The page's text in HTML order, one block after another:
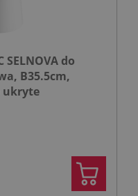
SELNOVA do
B35.5cm,
ukryte